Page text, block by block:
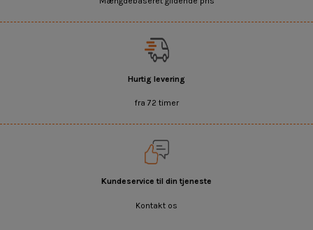
Hurtig levering
fra 72 timer
Kundeservice til din tjeneste
Kontakt os